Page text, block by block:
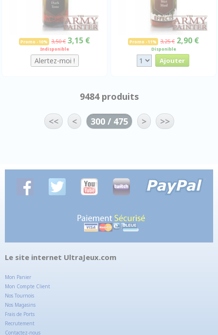
Promo -10% 3,50 € 3,15 €
Indisponible
Promo -11% 3,25 € 2,90 €
Disponible
9484 produits
<< < 300 / 475 > >>
Le site internet UltraJeux.com
Mon Panier
Mon Compte Client
Nos Tournois
Nos Magasins
Frais de Ports
Recrutement
Contactez-nous